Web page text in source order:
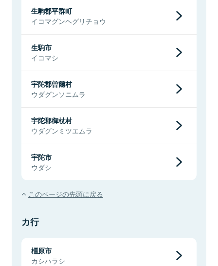
生駒郡平群町
イコマグンヘグリチョウ
生駒市
イコマシ
宇陀郡曽爾村
ウダグンソニムラ
宇陀郡御杖村
ウダグンミツエムラ
宇陀市
ウダシ
このページの先頭に戻る
カ行
橿原市
カシハラシ